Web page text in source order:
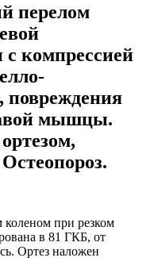
перелом
с компрессией
повреждения
мышцы.
коленом при резком
в 81 ГКБ, от
Ортез наложен